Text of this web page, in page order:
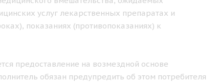
услуг лекарственных препаратах и
показаниях (противопоказаниях) к
предоставление на возмездной основе
обязан предупредить об этом потребителя